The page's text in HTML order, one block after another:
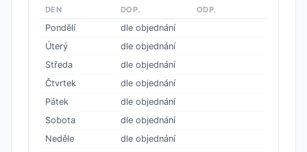
DEN DOP. ODP.
Pondělí
dle objednání
Úterý
dle objednání
Středa
dle objednání
Čtvrtek
dle objednání
Pátek
dle objednání
Sobota
dle objednání
Neděle
dle objednání